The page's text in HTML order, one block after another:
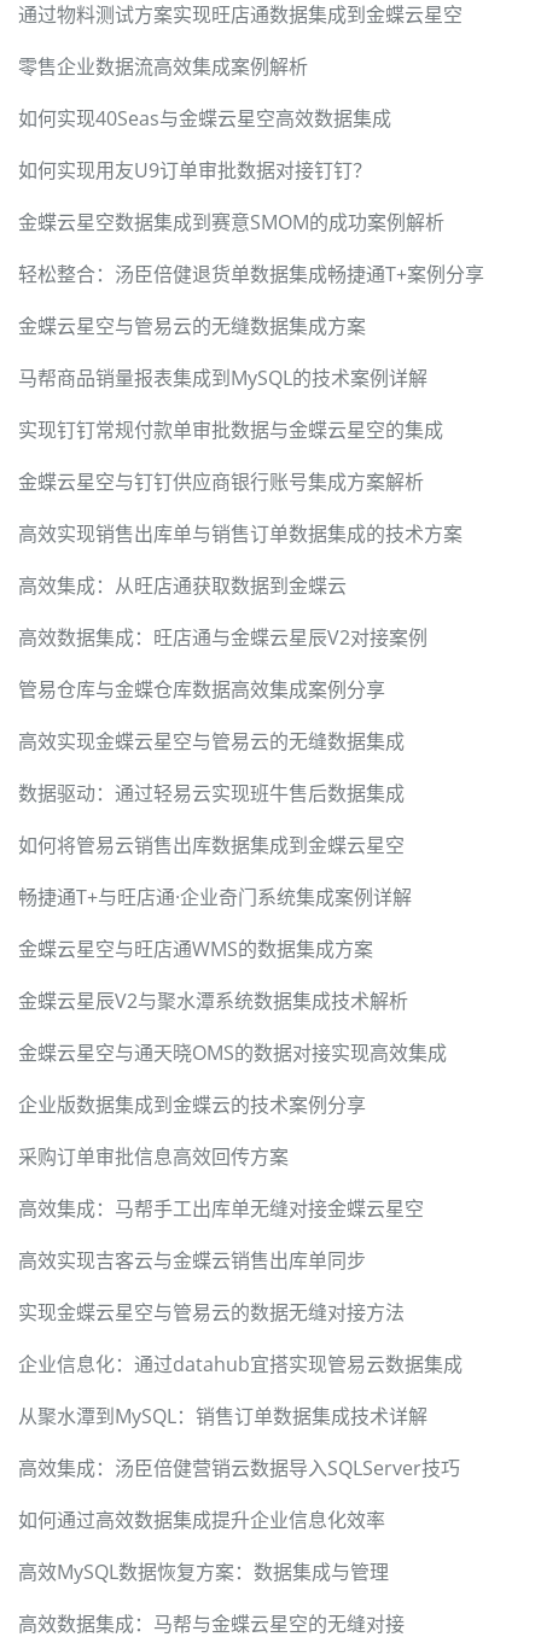
通过物料测试方案实现旺店通数据集成到金蝶云星空
零售企业数据流高效集成案例解析
如何实现40Seas与金蝶云星空高效数据集成
如何实现用友U9订单审批数据对接钉钉？
金蝶云星空数据集成到赛意SMOM的成功案例解析
轻松整合：汤臣倍健退货单数据集成畅捷通T+案例分享
金蝶云星空与管易云的无缝数据集成方案
马帮商品销量报表集成到MySQL的技术案例详解
实现钉钉常规付款单审批数据与金蝶云星空的集成
金蝶云星空与钉钉供应商银行账号集成方案解析
高效实现销售出库单与销售订单数据集成的技术方案
高效集成：从旺店通获取数据到金蝶云
高效数据集成：旺店通与金蝶云星辰V2对接案例
管易仓库与金蝶仓库数据高效集成案例分享
高效实现金蝶云星空与管易云的无缝数据集成
数据驱动：通过轻易云实现班牛售后数据集成
如何将管易云销售出库数据集成到金蝶云星空
畅捷通T+与旺店通·企业奇门系统集成案例详解
金蝶云星空与旺店通WMS的数据集成方案
金蝶云星辰V2与聚水潭系统数据集成技术解析
金蝶云星空与通天晓OMS的数据对接实现高效集成
企业版数据集成到金蝶云的技术案例分享
采购订单审批信息高效回传方案
高效集成：马帮手工出库单无缝对接金蝶云星空
高效实现吉客云与金蝶云销售出库单同步
实现金蝶云星空与管易云的数据无缝对接方法
企业信息化：通过datahub宜搭实现管易云数据集成
从聚水潭到MySQL：销售订单数据集成技术详解
高效集成：汤臣倍健营销云数据导入SQLServer技巧
如何通过高效数据集成提升企业信息化效率
高效MySQL数据恢复方案：数据集成与管理
高效数据集成：马帮与金蝶云星空的无缝对接